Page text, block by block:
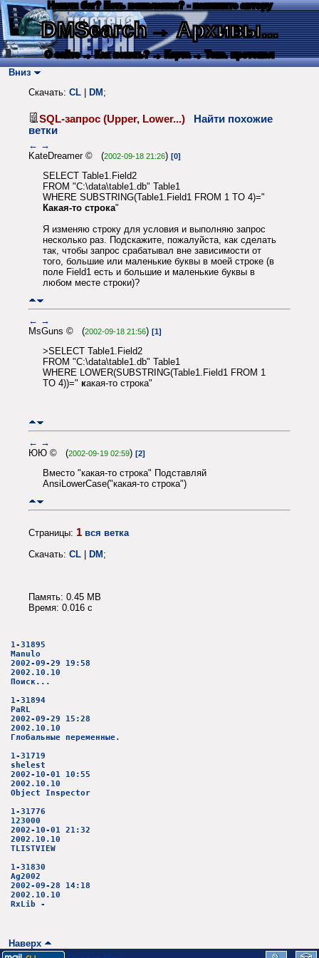
Нашли баг? Есть пожелания? - напишите автору
DMSearch→ Архивы...
О сайте → Как искать? → Карта → Текс. протокол
Вниз
Скачать: CL DM ;
SQL-запрос (Upper, Lower...)
Найти похожие
ветки
← →
KateDreamer © (2002-09-18 21:26) [0]
SELECT Table1.Field2
FROM "C:\data\table1.db" Table1
WHERE SUBSTRING(Table1.Field1 FROM 1 TO 4)="
Какая-то строка"
Я изменяю строку для условия и выполняю запрос
несколько раз. Подскажите, пожалуйста, как сделать
так, чтобы запрос срабатывал вне зависимости от
того, большие или маленькие буквы в моей строке (в
поле Field1 есть и большие и маленькие буквы в
любом месте строки)?
← →
MsGuns © (2002-09-18 21:56) [1]
>SELECT Table1.Field2
FROM "C:\data\table1.db" Table1
WHERE LOWER(SUBSTRING(Table1.Field1 FROM 1
TO 4))=" какая-то строка"
← →
ЮЮ © (2002-09-19 02:59) [2]
Вместо "какая-то строка" Подставляй
AnsiLowerCase("какая-то строка")
Страницы: 1 вся ветка
Скачать: CL | DM;
Память: 0.45 MB
Время: 0.016 c
1-31895
Manulo
2002-09-29 19:58
2002.10.10
Поиск...
1-31894
PaRL
2002-09-29 15:28
2002.10.10
Глобальные переменные.
1-31719
shelest
2002-10-01 10:55
2002.10.10
Object Inspector
1-31776
123000
2002-10-01 21:32
2002.10.10
TLISTVIEW
1-31830
Ag2002
2002-09-28 14:18
2002.10.10
RxLib -
Наверх